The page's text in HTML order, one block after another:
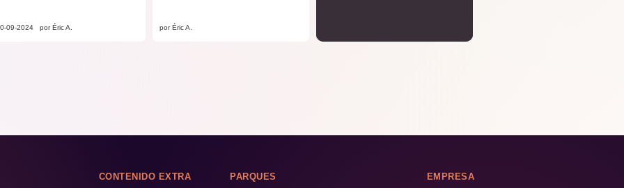
09-2024 por Éric A. por Éric A.
CONTENIDO EXTRA PARQUES EMPRESA